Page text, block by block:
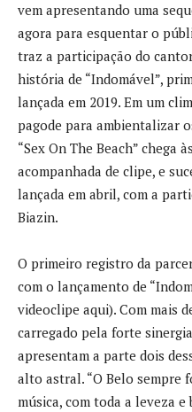
vem apresentando uma
agora para esquentar o
traz a participação do
história de “Indomável”,
lançada em 2019. Em um
pagode para ambientalizar
“Sex On The Beach” chega
acompanhada de clipe, e
lançada em abril, com a
Biazin.
O primeiro registro da
com o lançamento de
videoclipe aqui). Com mais
carregado pela forte
apresentam a parte dois
alto astral. “O Belo sempre
música, com toda a leveza